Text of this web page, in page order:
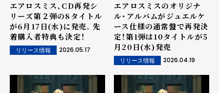
エアロスミス、CD再発シ
リーズ第２弾の8タイトル
が6月17日(水)に発売。先
着購入者特典も決定！
リリース情報 2026.05.17
エアロスミスのオリジナ
ル・アルバムがジュエルケ
ース仕様の通常盤で再発決
定！第1弾は10タイトルが5
月20日(水)発売
リリース情報 2026.04.19